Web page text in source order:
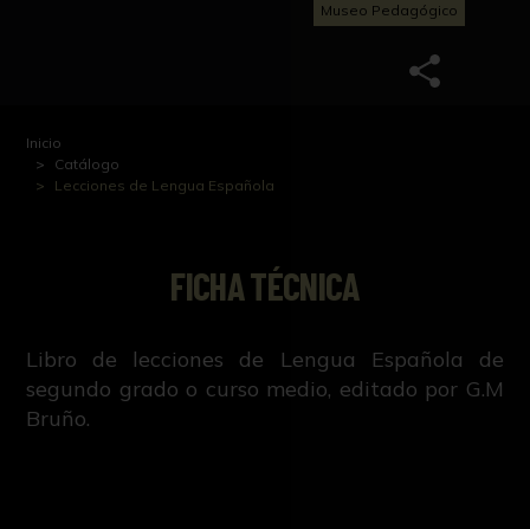
Museo Pedagógico
Inicio
Catálogo
Lecciones de Lengua Española
FICHA TÉCNICA
Libro de lecciones de Lengua Española de
segundo grado o curso medio, editado por G.M
Bruño.